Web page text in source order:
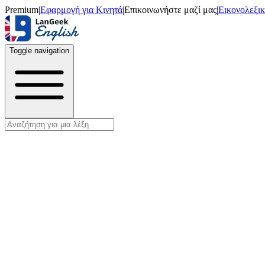
Premium|Εφαρμογή για Κινητά|Επικοινωνήστε μαζί μας|
Toggle navigation